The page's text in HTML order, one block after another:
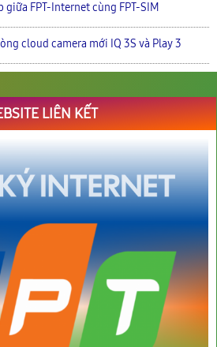
giữa FPT-Internet cùng FPT-SIM
cloud camera mới IQ 3S và Play 3
LIÊN KẾT